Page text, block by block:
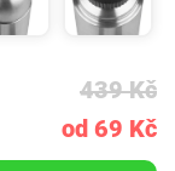
439 Kč
od 69 Kč